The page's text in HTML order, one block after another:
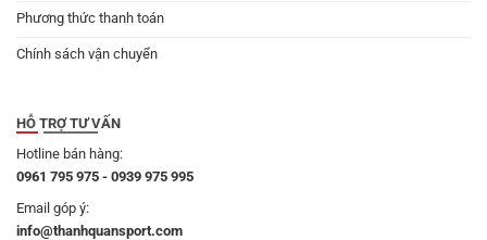
Phương thức thanh toán
Chính sách vận chuyển
HỖ TRỢ TƯ VẤN
Hotline bán hàng:
0961 795 975 - 0939 975 995
Email góp ý:
info@thanhquansport.com